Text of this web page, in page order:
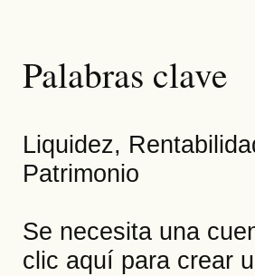
Palabras clave
Liquidez,
Patrimonio
Se necesita una
clic aquí para crear